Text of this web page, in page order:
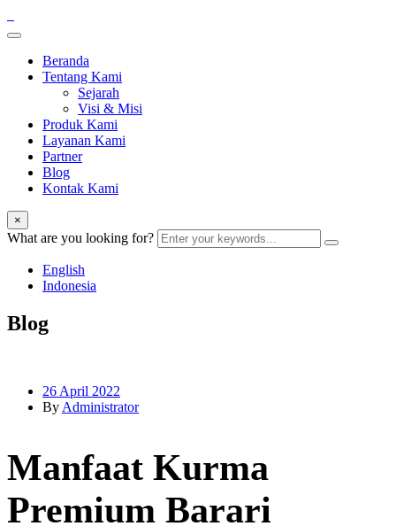
Beranda
Tentang Kami
Sejarah
Visi & Misi
Produk Kami
Layanan Kami
Partner
Blog
Kontak Kami
×
What are you looking for?
English
Indonesia
Blog
26 April 2022
By Administrator
Manfaat Kurma
Premium Barari